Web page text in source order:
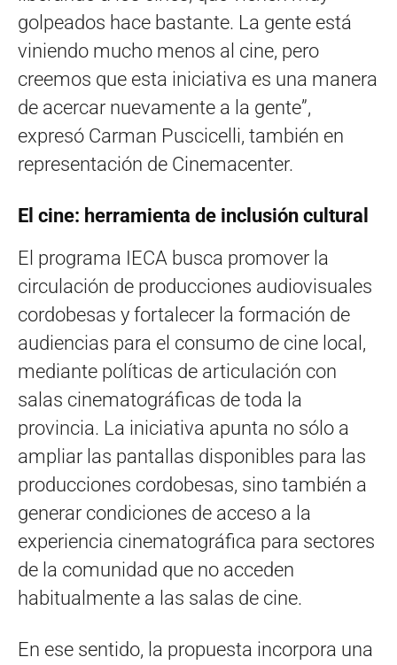
golpeados hace bastante. La gente está
viniendo mucho menos al cine, pero
creemos que esta iniciativa es una manera
de acercar nuevamente a la gente”,
expresó Carman Puscicelli, también en
representación de Cinemacenter.
El cine: herramienta de inclusión cultural
El programa IECA busca promover la
circulación de producciones audiovisuales
cordobesas y fortalecer la formación de
audiencias para el consumo de cine local,
mediante políticas de articulación con
salas cinematográficas de toda la
provincia. La iniciativa apunta no sólo a
ampliar las pantallas disponibles para las
producciones cordobesas, sino también a
generar condiciones de acceso a la
experiencia cinematográfica para sectores
de la comunidad que no acceden
habitualmente a las salas de cine.
En ese sentido, la propuesta incorpora una